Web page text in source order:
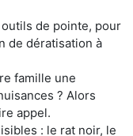
de pointe, pour
de dératisation à
famille une
? Alors
appel.
: le rat noir, le